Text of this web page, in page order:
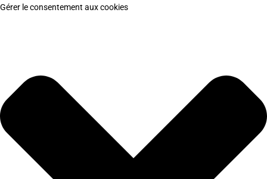
Gérer le consentement aux cookies